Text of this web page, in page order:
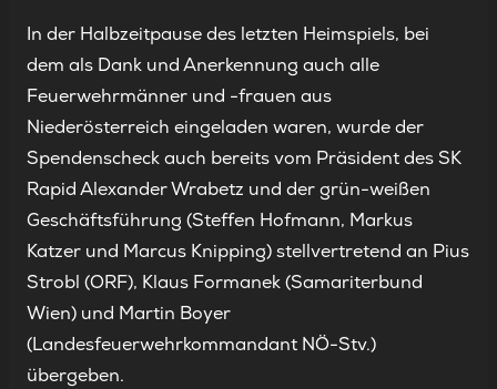
In der Halbzeitpause des letzten Heimspiels, bei
dem als Dank und Anerkennung auch alle
Feuerwehrmänner und -frauen aus
Niederösterreich eingeladen waren, wurde der
Spendenscheck auch bereits vom Präsident des SK
Rapid Alexander Wrabetz und der grün-weißen
Geschäftsführung (Steffen Hofmann, Markus
Katzer und Marcus Knipping) stellvertretend an Pius
Strobl (ORF), Klaus Formanek (Samariterbund
Wien) und Martin Boyer
(Landesfeuerwehrkommandant NÖ-Stv.)
übergeben.